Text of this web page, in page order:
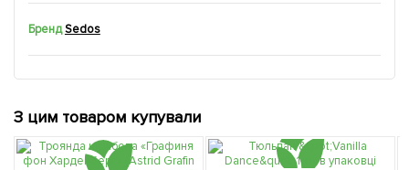
БрендSedos
З цим товаром купували